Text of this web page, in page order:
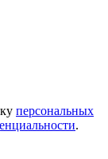
персональных
.